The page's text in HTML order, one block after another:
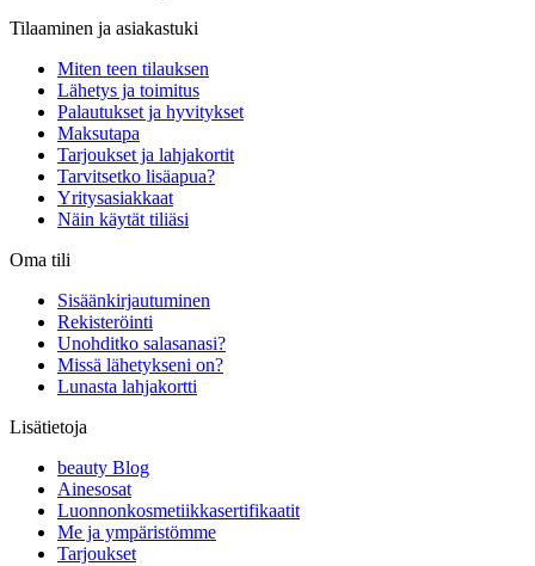
Tilaaminen ja asiakastuki
Miten teen tilauksen
Lähetys ja toimitus
Palautukset ja hyvitykset
Maksutapa
Tarjoukset ja lahjakortit
Tarvitsetko lisäapua?
Yritysasiakkaat
Näin käytät tiliäsi
Oma tili
Sisäänkirjautuminen
Rekisteröinti
Unohditko salasanasi?
Missä lähetykseni on?
Lunasta lahjakortti
Lisätietoja
beauty Blog
Ainesosat
Luonnonkosmetiikkasertifikaatit
Me ja ympäristömme
Tarjoukset